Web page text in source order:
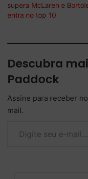
supera McLaren e
entra no top 10
Descubra
Paddock
Assine para receber
mail.